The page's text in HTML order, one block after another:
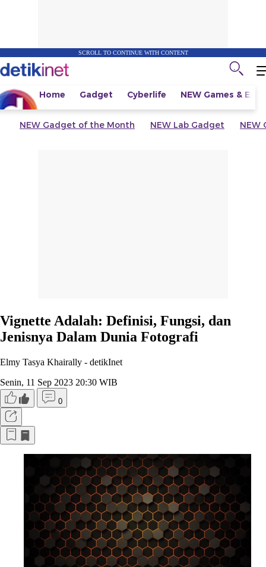
SCROLL TO CONTINUE WITH CONTENT
Home Gadget Cyberlife NEW Games &
NEW Gadget of the Month NEW Lab Gadget NEW
Vignette Adalah: Definisi, Fungsi, dan
Jenisnya Dalam Dunia Fotografi
Elmy Tasya Khairally - detikInet
Senin, 11 Sep 2023 20:30 WIB
0